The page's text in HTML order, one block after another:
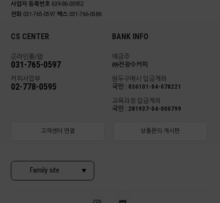
사업자 등록번호 639-86-00952
전화 031-765-0597팩스 031-766-0586
CS CENTER
온라인몰/랩
031-765-0597
커피사업부
02-778-0595
BANK INFO
예금주
㈜전광수커피
원두구매시 입금계좌
국민 : 036101-04-078221
교육과정 입금계좌
국민 : 281937-04-000799
고객센터 연결 상품문의 게시판
Family site